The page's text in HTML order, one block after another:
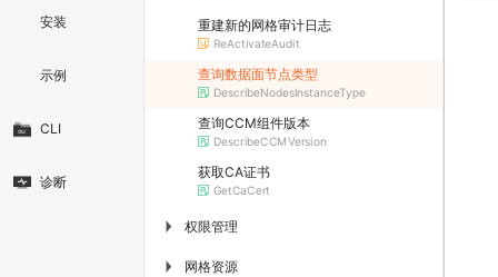
安装
示例
CLI
诊断
重建新的网格审计日志
ReActivateAudit
查询数据面节点类型
DescribeNodesInstanceType
查询CCM组件版本
DescribeCCMVersion
获取CA证书
GetCaCert
▶ 权限管理
▶ 网格资源